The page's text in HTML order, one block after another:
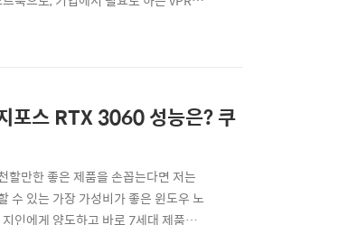
할 수 있습니다. 저 역시 그동안
포스 RTX 3060 성능은? 쿠
할만한 좋은 제품을 손꼽는다면 저는
수 있는 가장 가성비가 좋은 윈도우 노
인에게 양도하고 바로 7세대 제품도